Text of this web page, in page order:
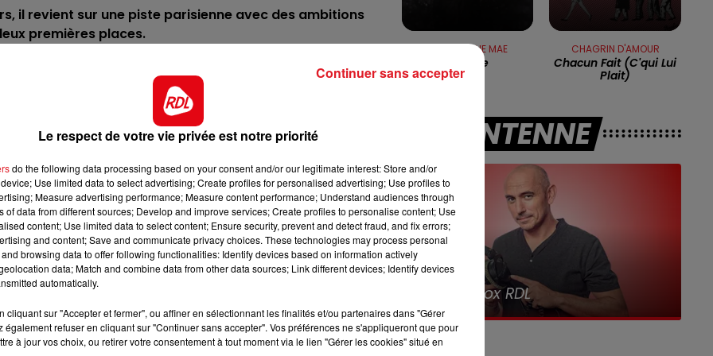
LES APRÈS-MIDI QUI CHANTENT
16h00 - 19h00
LE JUKEBOX RDL
il revient sur une piste parisienne avec des ambitions
premières places.
depuis qu'il court les quintés dans lesquelles il a
ce coup-ci de s'imposer.
en prenant une 3éme place dans un handicap
il a un premier rôle à jouer.
qui lui a permis par 2 fois de rentrer dans la bonne
une bonne performance est attendue.
valeur 41,5, l'hiver dernier. Pour son retour à celle-ci, il
particulièrement.
vient par contre de montrer qu'il avait la capacité de
m de plus, il est capable de venir prendre une 5éme
place.
terrain, sur celui qui est prévu, il devrait l'apprécier. On
une combinaison.
CHRISTOPHE MAE
La Lune
CHAGRIN D'AMOUR
Chacun Fait (c'qui Lui
Plait)
A L'ANTENNE
16h00 - 19h00 7h00 - 10h00
Debout c'est l'heure
Le respect de votre vie privée est notre priorité
do the following data processing based on your consent and/or our legitimate interest: Store and/or
Use limited data to select advertising; Create profiles for personalised advertising; Use profiles to
Measure advertising performance; Measure content performance; Understand audiences through
of data from different sources; Develop and improve services; Create profiles to personalise content; Use
content; Use limited data to select content; Ensure security, prevent and detect fraud, and fix errors;
and content; Save and communicate privacy choices. These technologies may process personal
browsing data to offer following functionalities: Identify devices based on information actively
data; Match and combine data from other data sources; Link different devices; Identify devices
automatically.
cliquant sur "Accepter et fermer", ou affiner en sélectionnant les finalités et/ou partenaires dans "Gérer
également refuser en cliquant sur "Continuer sans accepter". Vos préférences ne s'appliqueront que pour
à jour vos choix, ou retirer votre consentement à tout moment via le lien "Gérer les cookies" situé en
Continuer sans accepter